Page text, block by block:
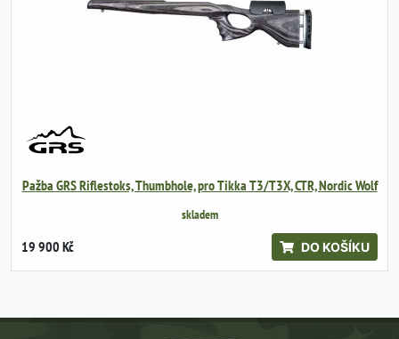
Pažba GRS Riflestoks, Thumbhole, pro Tikka T3/T3X, CTR, Nordic Wolf
skladem
19 900 Kč DO KOŠÍKU